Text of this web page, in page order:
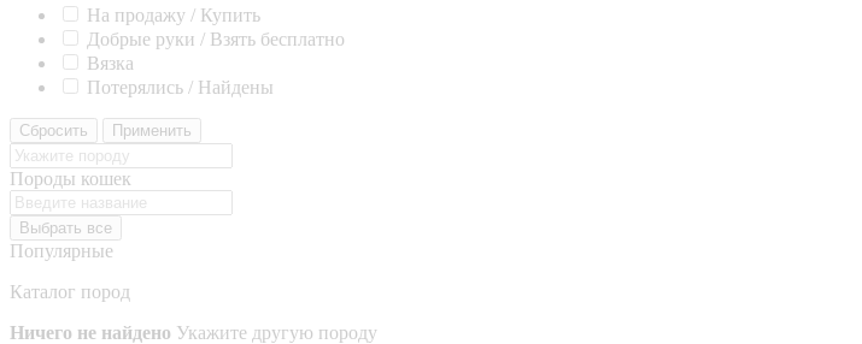
На продажу / Купить
Добрые руки / Взять бесплатно
Вязка
Потерялись / Найдены
Сбросить Применить
Породы кошек
Выбрать все
Популярные
Каталог пород
Ничего не найдено Укажите другую породу